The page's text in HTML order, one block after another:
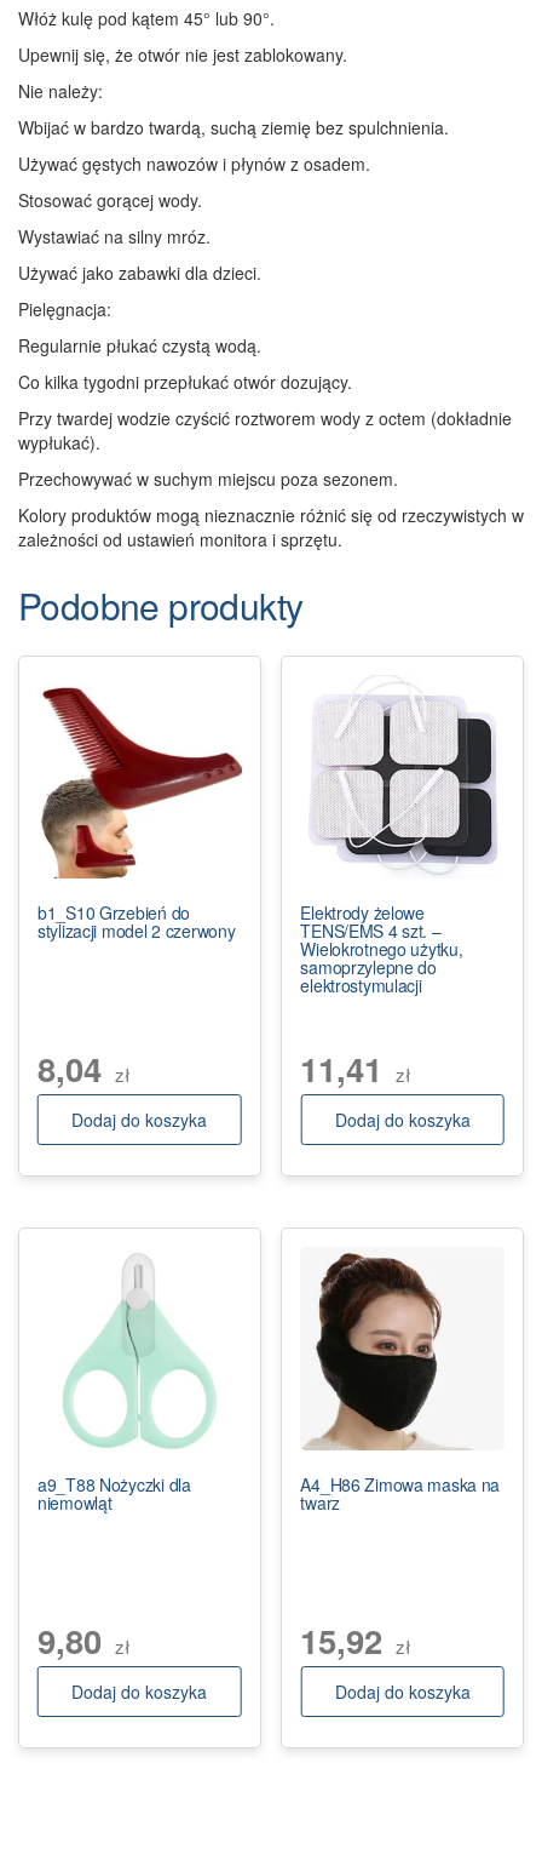
Włóż kulę pod kątem 45° lub 90°.
Upewnij się, że otwór nie jest zablokowany.
Nie należy:
Wbijać w bardzo twardą, suchą ziemię bez spulchnienia.
Używać gęstych nawozów i płynów z osadem.
Stosować gorącej wody.
Wystawiać na silny mróz.
Używać jako zabawki dla dzieci.
Pielęgnacja:
Regularnie płukać czystą wodą.
Co kilka tygodni przepłukać otwór dozujący.
Przy twardej wodzie czyścić roztworem wody z octem (dokładnie
wypłukać).
Przechowywać w suchym miejscu poza sezonem.
Kolory produktów mogą nieznacznie różnić się od rzeczywistych w
zależności od ustawień monitora i sprzętu.
Podobne produkty
b1_S10 Grzebień do
stylizacji model 2 czerwony
8,04 zł
Dodaj do koszyka
Elektrody żelowe
TENS/EMS 4 szt. –
Wielokrotnego użytku,
samoprzylepne do
elektrostymulacji
11,41 zł
Dodaj do koszyka
a9_T88 Nożyczki dla
niemowląt
9,80 zł
Dodaj do koszyka
A4_H86 Zimowa maska na
twarz
15,92 zł
Dodaj do koszyka